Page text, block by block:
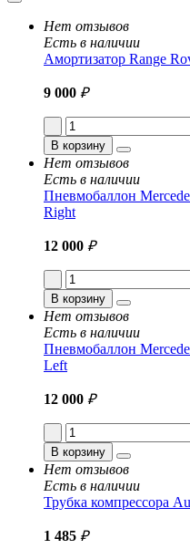
Нет отзывов
Есть в наличии
Амортизатор Range
9 000 ₽
В корзину
Нет отзывов
Есть в наличии
Пневмобаллон
Right
12 000 ₽
В корзину
Нет отзывов
Есть в наличии
Пневмобаллон
Left
12 000 ₽
В корзину
Нет отзывов
Есть в наличии
Трубка компрессора
1 485 ₽